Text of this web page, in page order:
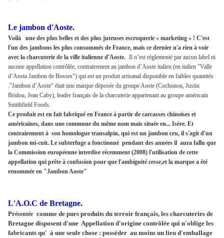
Le jambon d'Aoste.
Voilà une des plus belles et des plus juteuses escroquerie « marketing » ! C'est
l'un des jambons les plus consommés de France, mais ce dernier n'a rien à voir
avec la charcuterie de la ville italienne d'Aoste. Il n’est réglementé par aucun label ni
aucune appellation contrôlée, contrairement au jambon d’Aoste italien (en italien "Valle
d’Aosta Jambon de Bosses") qui est un produit artisanal disponible en faibles quantités
."Jambon d’Aoste" était une marque déposée du groupe Aoste (Cochonou, Justin
Bridou, Jean Caby), leader français de la charcuterie appartenant au groupe américain
Smithfield Foods.
Ce produit est en fait fabriqué en France à partir de carcasses chinoises et
américaines, dans une commune du même nom mais située en... Isère. Et
contrairement à son homologue transalpin, qui est un jambon cru, il s'agit d'un
jambon mi-cuit. Le subterfuge a fonctionné pendant des années il aura fallu que
la Commission européenne interdise récemment (2008) l'utilisation de cette
appellation qui prête à confusion pour que l'ambiguité cesse,et la marque a été
renommée en "Jambon Aoste"
L'A.O.C de Bretagne.
Présentée comme de purs produits du terroir français, les charcuteries de
Bretagne disposent d'une Appellation d'origine contrôlée qui n'oblige les
fabricants qu' à une seule chose : posséder au moins un lieu d'emballage